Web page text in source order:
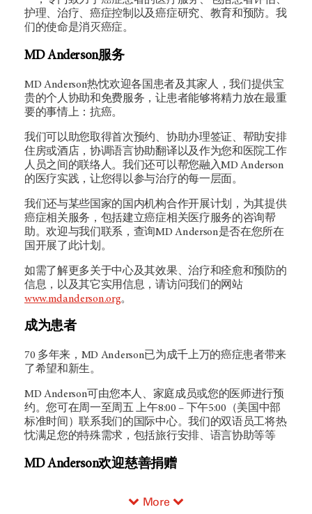
护理、治疗、癌症控制以及癌症研究、教育和预防。我
们的使命是消灭癌症。
MD Anderson服务
MD Anderson热忱欢迎各国患者及其家人，我们提供宝
贵的个人协助和免费服务，让患者能够将精力放在最重
要的事情上：抗癌。
我们可以助您取得首次预约、协助办理签证、帮助安排
住房或酒店，协调语言协助翻译以及作为您和医院工作
人员之间的联络人。我们还可以帮您融入MD Anderson
的医疗实践，让您得以参与治疗的每一层面。
我们还与某些国家的国内机构合作开展计划，为其提供
癌症相关服务，包括建立癌症相关医疗服务的咨询帮
助。欢迎与我们联系，查询MD Anderson是否在您所在
国开展了此计划。
如需了解更多关于中心及其效果、治疗和痊愈和预防的
信息，以及其它实用信息，请访问我们的网站
www.mdanderson.org。
成为患者
70 多年来，MD Anderson已为成千上万的癌症患者带来
了希望和新生。
MD Anderson可由您本人、家庭成员或您的医师进行预
约。您可在周一至周五 上午8:00 – 下午5:00（美国中部
标准时间）联系我们的国际中心。我们的双语员工将热
忱满足您的特殊需求，包括旅行安排、语言协助等等
MD Anderson欢迎慈善捐赠
More